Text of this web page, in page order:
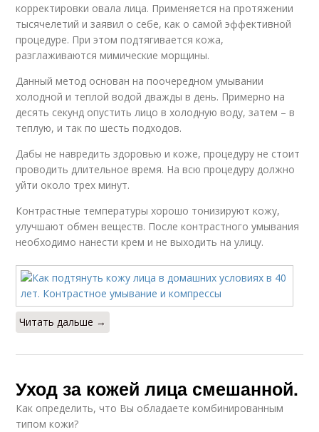
корректировки овала лица. Применяется на протяжении
тысячелетий и заявил о себе, как о самой эффективной
процедуре. При этом подтягивается кожа,
разглаживаются мимические морщины.
Данный метод основан на поочередном умывании
холодной и теплой водой дважды в день. Примерно на
десять секунд опустить лицо в холодную воду, затем – в
теплую, и так по шесть подходов.
Дабы не навредить здоровью и коже, процедуру не стоит
проводить длительное время. На всю процедуру должно
уйти около трех минут.
Контрастные температуры хорошо тонизируют кожу,
улучшают обмен веществ. После контрастного умывания
необходимо нанести крем и не выходить на улицу.
Читать дальше →
Уход за кожей лица смешанной.
Как определить, что Вы обладаете комбинированным
типом кожи?